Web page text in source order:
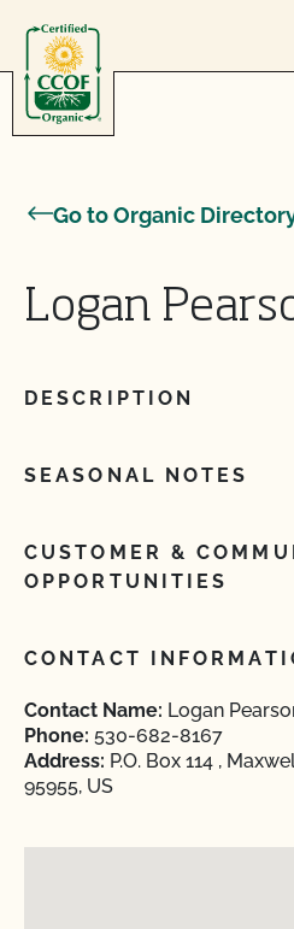
Go to Organic
Logan
DESCRIPTION
SEASONAL NOTES
CUSTOMER &
OPPORTUNITIES
CONTACT
Contact Name: Logan
Phone: 530-682-8167
Address: P.O. Box 114 ,
95955, US